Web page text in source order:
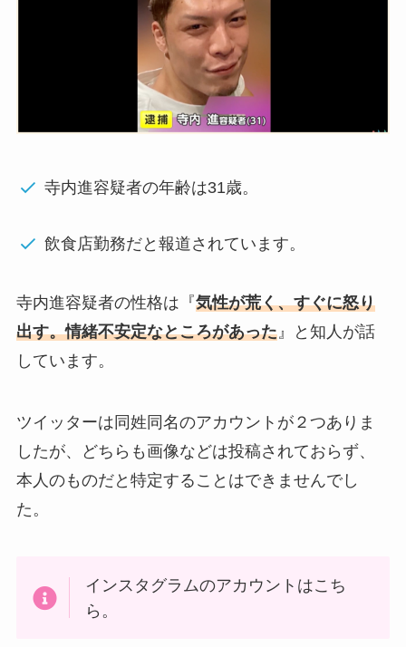
寺内進容疑者の年齢は31歳。
飲食店勤務だと報道されています。
寺内進容疑者の性格は『気性が荒く、すぐに怒り
出す。情緒不安定なところがあった』と知人が話
しています。
ツイッターは同姓同名のアカウントが２つありま
したが、どちらも画像などは投稿されておらず、
本人のものだと特定することはできませんでし
た。
インスタグラムのアカウントはこち
ら。